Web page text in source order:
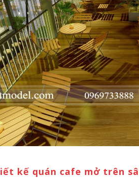
kế quán cafe mở trên